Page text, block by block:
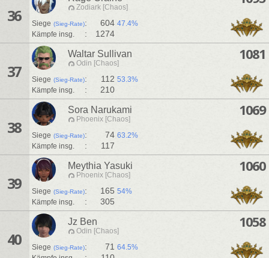
36
Zodiark [Chaos]
Siege (Sieg-Rate): 604 47.4%
Kämpfe insg.
: 1274
37
Waltar Sullivan
Odin [Chaos]
Siege (Sieg-Rate): 112 53.3%
Kämpfe insg.
: 210
1081
38
Sora Narukami
Phoenix [Chaos]
Siege (Sieg-Rate): 74 63.2%
Kämpfe insg.
: 117
1069
39
Meythia Yasuki
Phoenix [Chaos]
Siege (Sieg-Rate): 165 54%
Kämpfe insg.
: 305
1060
40
Jz Ben
Odin [Chaos]
Siege (Sieg-Rate): 71 64.5%
1058